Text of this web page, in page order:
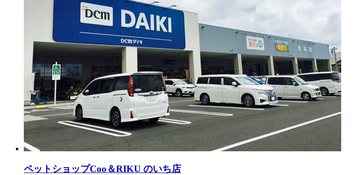
ペットショップCoo＆RIKU のいち店